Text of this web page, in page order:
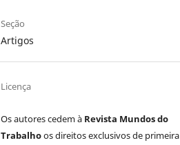
Seção
Artigos
Licença
Os autores cedem à Revista Mundos do
Trabalhoos direitos exclusivos de primeira